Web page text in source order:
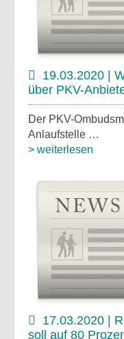
19.03.2020 |
über PKV-
Der PKV-
Anlaufstelle …
> weiterlesen
17.03.2020 |
soll auf 80